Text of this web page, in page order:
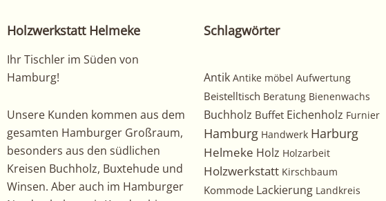
Holzwerkstatt Helmeke
Ihr Tischler im Süden von
Hamburg!
Unsere Kunden kommen aus dem
gesamten Hamburger Großraum,
besonders aus den südlichen
Kreisen Buchholz, Buxtehude und
Winsen. Aber auch im Hamburger
Schlagwörter
Antik Antike möbel Aufwertung
Beistelltisch Beratung Bienenwachs
Buchholz Buffet Eichenholz Furnier
Hamburg Handwerk Harburg
Helmeke Holz Holzarbeit
Holzwerkstatt Kirschbaum
Kommode Lackierung Landkreis